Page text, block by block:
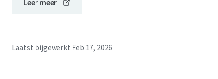
Leer meer
Laatst bijgewerkt Feb 17, 2026